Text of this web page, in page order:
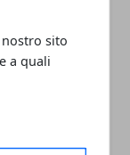
sito
a quali
come a
nome